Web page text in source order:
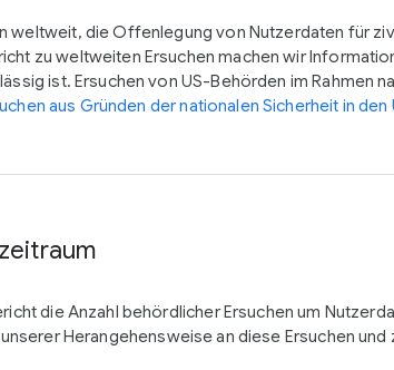
weltweit, die Offenlegung von Nutzerdaten für
zu weltweiten Ersuchen machen wir
ist. Ersuchen von US-Behörden im Rahmen
aus Gründen der nationalen Sicherheit in den
die Anzahl behördlicher Ersuchen um
Herangehensweise an diese Ersuchen